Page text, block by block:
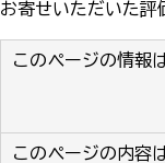
お寄せいただいた評
このページの情報
このページの内容